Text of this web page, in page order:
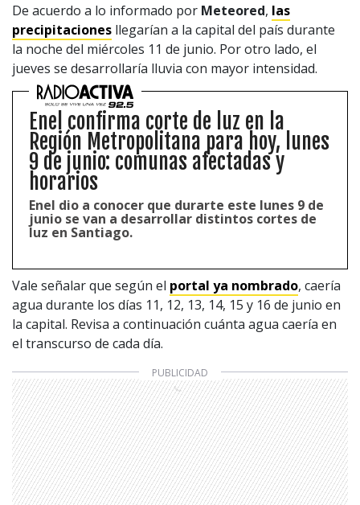
De acuerdo a lo informado por Meteored, las
precipitaciones llegarían a la capital del país durante
la noche del miércoles 11 de junio. Por otro lado, el
jueves se desarrollaría lluvia con mayor intensidad.
Enel confirma corte de luz en la
Región Metropolitana para hoy, lunes
9 de junio: comunas afectadas y
horarios
Enel dio a conocer que durarte este lunes 9 de
junio se van a desarrollar distintos cortes de
luz en Santiago.
Vale señalar que según el portal ya nombrado, caería
agua durante los días 11, 12, 13, 14, 15 y 16 de junio en
la capital. Revisa a continuación cuánta agua caería en
el transcurso de cada día.